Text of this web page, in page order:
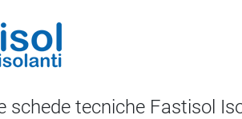
schede tecniche Fastisol